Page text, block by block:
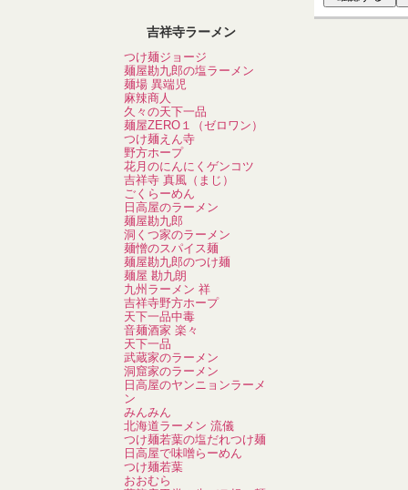
吉祥寺ラーメン
つけ麺ジョージ
麺屋勘九郎の塩ラーメン
麺場 異端児
麻辣商人
久々の天下一品
麺屋ZERO１（ゼロワン）
つけ麺えん寺
野方ホープ
花月のにんにくゲンコツ
吉祥寺 真風（まじ）
ごくらーめん
日高屋のラーメン
麺屋勘九郎
洞くつ家のラーメン
麺憎のスパイス麺
麺屋勘九郎のつけ麺
麺屋 勘九朗
九州ラーメン 祥
吉祥寺野方ホープ
天下一品中毒
音麺酒家 楽々
天下一品
武蔵家のラーメン
洞窟家のラーメン
日高屋のヤンニョンラーメ
ン
みんみん
北海道ラーメン 流儀
つけ麺若葉の塩だれつけ麺
日高屋で味噌らーめん
つけ麺若葉
おおむら